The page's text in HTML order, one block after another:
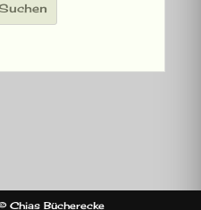
Chias Bücherecke